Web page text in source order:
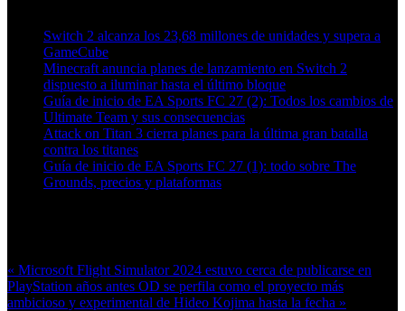
Switch 2 alcanza los 23,68 millones de unidades y supera a
GameCube
Minecraft anuncia planes de lanzamiento en Switch 2
dispuesto a iluminar hasta el último bloque
Guía de inicio de EA Sports FC 27 (2): Todos los cambios de
Ultimate Team y sus consecuencias
Attack on Titan 3 cierra planes para la última gran batalla
contra los titanes
Guía de inicio de EA Sports FC 27 (1): todo sobre The
Grounds, precios y plataformas
« Microsoft Flight Simulator 2024 estuvo cerca de publicarse en
PlayStation años antes OD se perfila como el proyecto más
ambicioso y experimental de Hideo Kojima hasta la fecha »